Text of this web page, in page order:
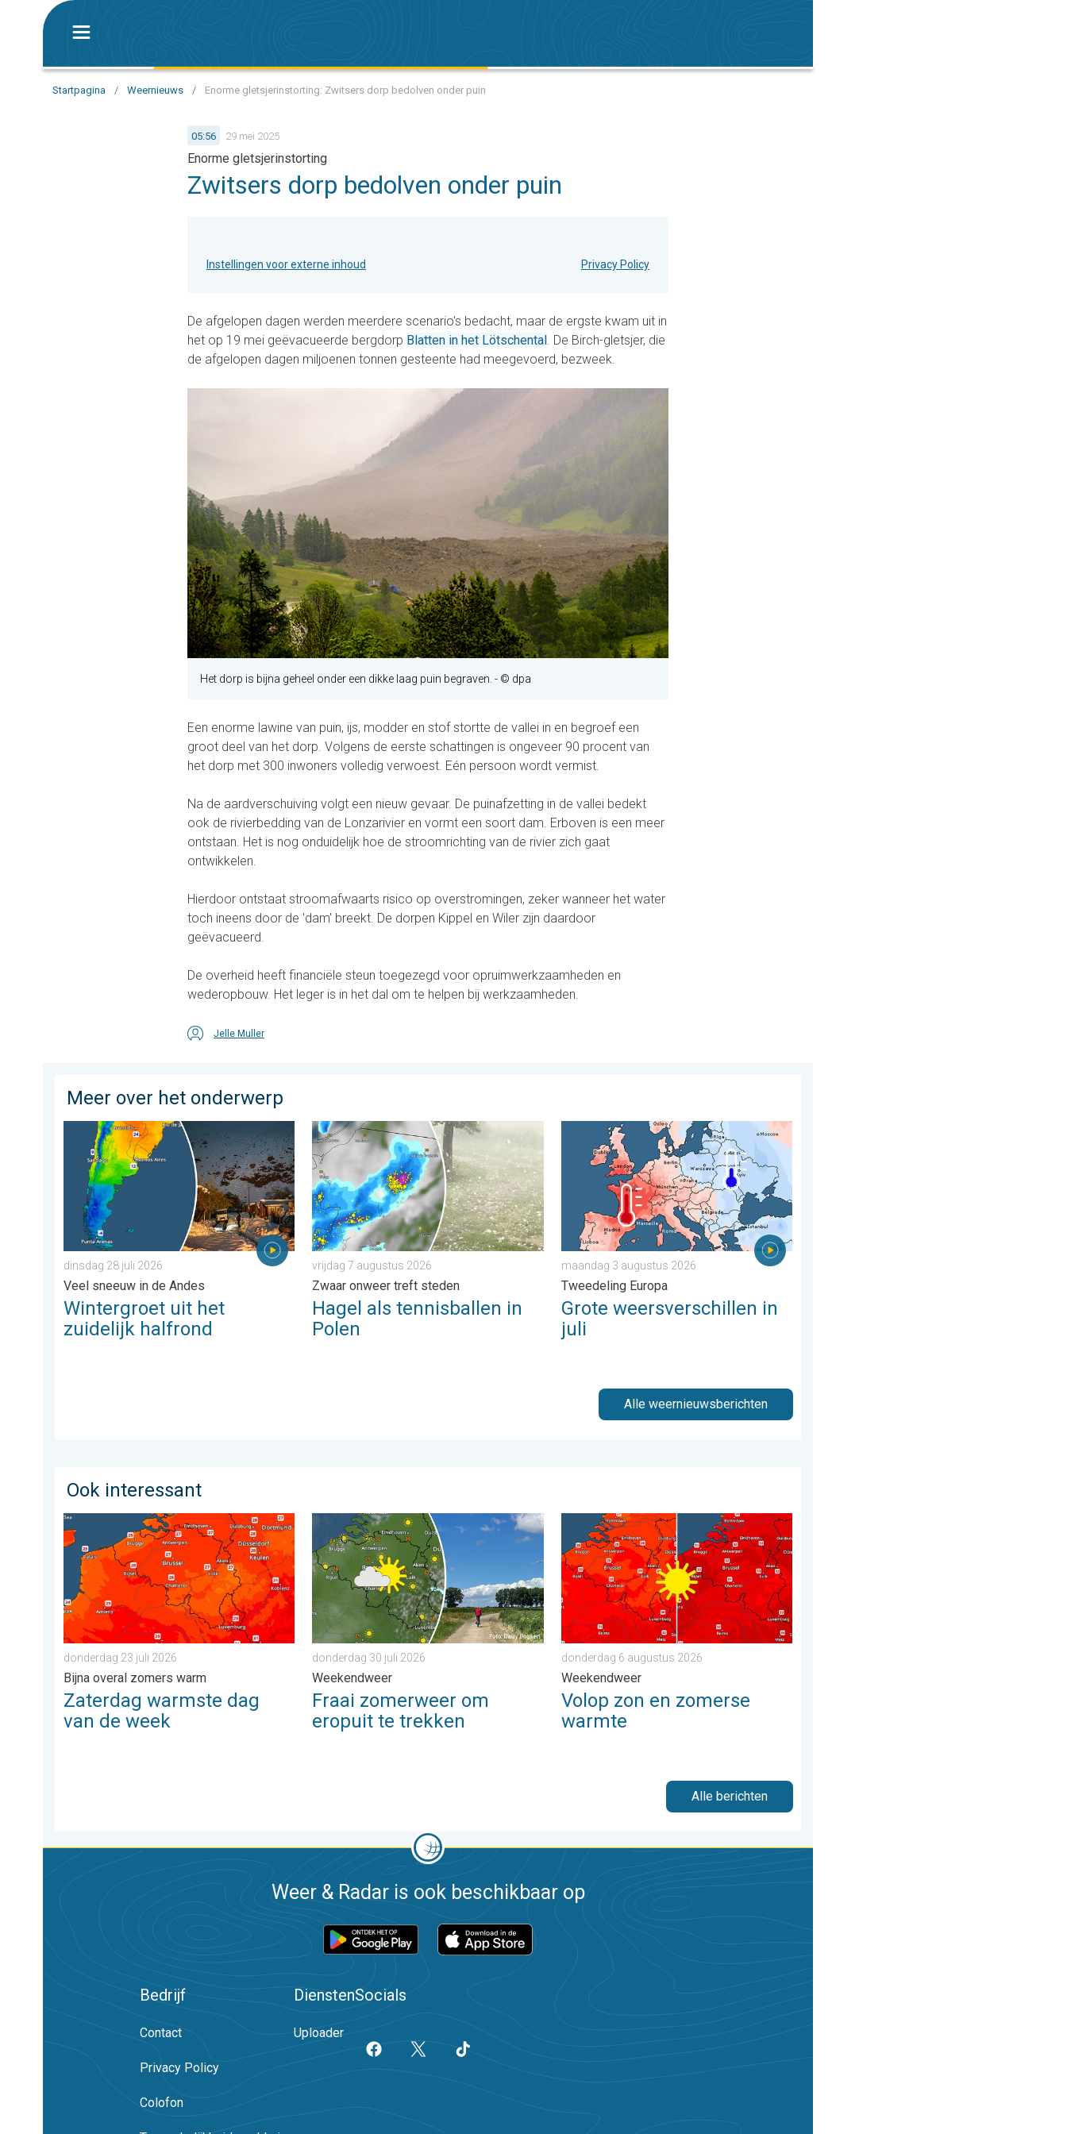
Startpagina / Weernieuws / Enorme gletsjerinstorting: Zwitsers dorp bedolven onder puin
05:56 29 mei 2025
Enorme gletsjerinstorting
Zwitsers dorp bedolven onder puin
Instellingen voor externe inhoud Privacy Policy
De afgelopen dagen werden meerdere scenario's bedacht, maar de ergste kwam uit in
het op 19 mei geëvacueerde bergdorp Blatten in het Lötschental. De Birch-gletsjer, die
de afgelopen dagen miljoenen tonnen gesteente had meegevoerd, bezweek.
Het dorp is bijna geheel onder een dikke laag puin begraven. - © dpa
Een enorme lawine van puin, ijs, modder en stof stortte de vallei in en begroef een
groot deel van het dorp. Volgens de eerste schattingen is ongeveer 90 procent van
het dorp met 300 inwoners volledig verwoest. Eén persoon wordt vermist.
Na de aardverschuiving volgt een nieuw gevaar. De puinafzetting in de vallei bedekt
ook de rivierbedding van de Lonzarivier en vormt een soort dam. Erboven is een meer
ontstaan. Het is nog onduidelijk hoe de stroomrichting van de rivier zich gaat
ontwikkelen.
Hierdoor ontstaat stroomafwaarts risico op overstromingen, zeker wanneer het water
toch ineens door de 'dam' breekt. De dorpen Kippel en Wiler zijn daardoor
geëvacueerd.
De overheid heeft financiële steun toegezegd voor opruimwerkzaamheden en
wederopbouw. Het leger is in het dal om te helpen bij werkzaamheden.
Jelle Muller
Meer over het onderwerp
Wintergroet uit het zuidelijk halfrond. Veel sneeuw in de Andes. . . dinsdag 28 juli 2026
dinsdag 28 juli 2026
Veel sneeuw in de Andes
Wintergroet uit het
zuidelijk halfrond
Hagel als tennisballen in Polen. Zwaar onweer treft steden. . . vrijdag 7 augustus 2026
vrijdag 7 augustus 2026
Zwaar onweer treft steden
Hagel als tennisballen in
Polen
Grote weersverschillen in juli. Tweedeling Europa. . . maandag 3 augustus 2026
maandag 3 augustus 2026
Tweedeling Europa
Grote weersverschillen in
juli
Alle weernieuwsberichten
Ook interessant
Zaterdag warmste dag van de week. Bijna overal zomers warm. . . donderdag 23 juli 2026
donderdag 23 juli 2026
Bijna overal zomers warm
Zaterdag warmste dag
van de week
Fraai zomerweer om eropuit te trekken. Weekendweer. . . donderdag 30 juli 2026
donderdag 30 juli 2026
Weekendweer
Fraai zomerweer om
eropuit te trekken
Volop zon en zomerse warmte. Weekendweer. . . donderdag 6 augustus 2026
donderdag 6 augustus 2026
Weekendweer
Volop zon en zomerse
warmte
Alle berichten
Weer & Radar is ook beschikbaar op
Bedrijf
Contact
Privacy Policy
Colofon
Diensten
Uploader
Socials